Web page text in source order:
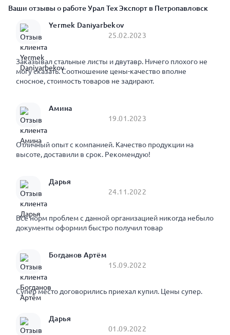
Ваши отзывы о работе Урал Тех Экспорт в Петропавловск
Yermek Daniyarbekov
25.02.2023
Заказывал стальные листы и двутавр. Ничего плохого не
могу сказать. Соотношение цены-качество вполне
сносное, стоимость товаров не задирают.
Амина
19.01.2023
Отличный опыт с компанией. Качество продукции на
высоте, доставили в срок. Рекомендую!
Дарья
24.11.2022
Все норм проблем с данной организацией никогда небыло
документы оформил быстро получил товар
Богданов Артём
15.09.2022
Супер место договорились приехал купил. Цены супер.
Дарья
01.09.2022